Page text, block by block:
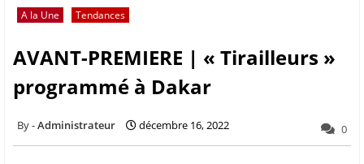
A la Une Tendances
AVANT-PREMIERE | « Tirailleurs »
programmé à Dakar
Administrateur décembre 16, 2022 0